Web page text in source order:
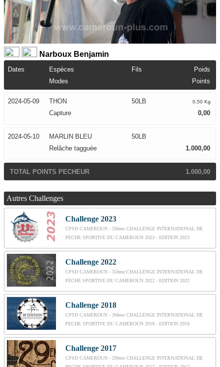
Narboux Benjamin
Dates Espèces Fils
Poids
Modes
Points
2024-05-09 THON 50LB 0,50 Kg
Capture 0,00
2024-05-10 MARLIN BLEU
50LB
Relâche tagguée
1.000,00
TOTAL POINTS PECHEUR 1.000,00
Autres Challenges
Challenge 2023
CPSD CAMEROUN - 33ème CHALLENGE INTERNATIONAL DE
PECHE SPORTIVE DU CAMEROUN 2023 - EDITION 2023
Challenge 2022
CPSD CAMEROUN - 32ème CHALLENGE INTERNATIONAL DE
PECHE SPORTIVE DU CAMEROUN 2022 - EDITION 2022
Challenge 2018
CPSD CAMEROUN - 30ème CHALLENGE INTERNATIONAL DE
PECHE SPORTIVE DU CAMEROUN 2018 - EDITION 2018
Challenge 2017
CPSD CAMEROUN - 29ème CHALLENGE INTERNATIONAL DE